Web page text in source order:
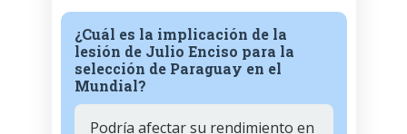
¿Cuál es la implicación de la
lesión de Julio Enciso para la
selección de Paraguay en el
Mundial?
Podría afectar su rendimiento en